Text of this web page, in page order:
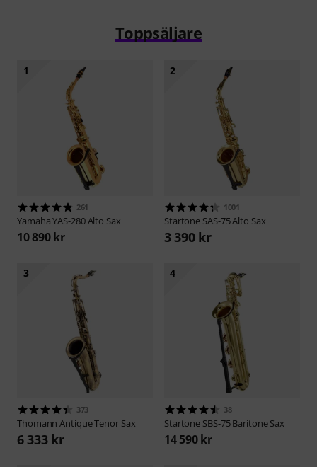
Toppsäljare
1
261
YamahaYAS-280 Alto Sax
10 890 kr
2
1001
Startone SAS-75 Alto Sax
3 390 kr
3
373
ThomannAntique Tenor Sax
6 333 kr
4
38
Startone SBS-75 Baritone Sax
14 590 kr